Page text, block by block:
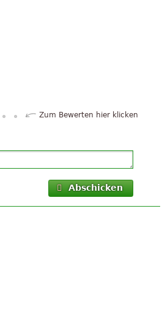
Zum Bewerten hier klicken
Abschicken